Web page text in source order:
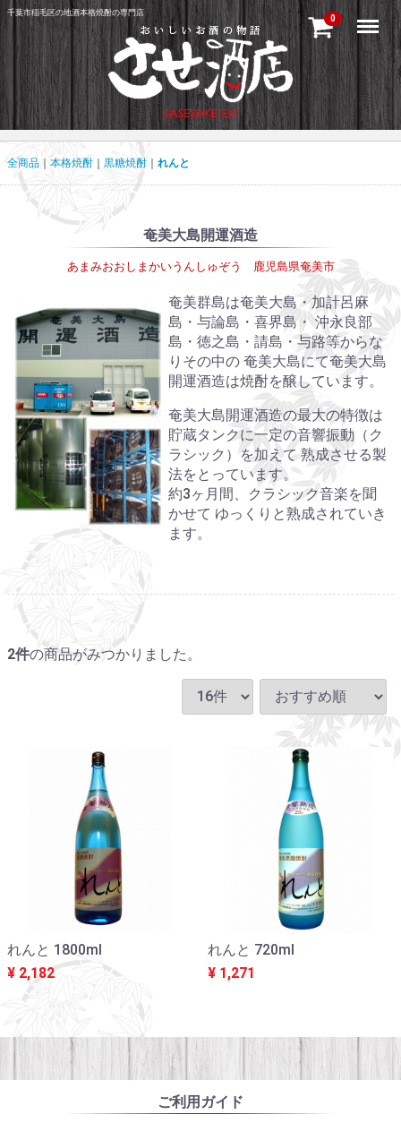
千葉市稲毛区の地酒本格焼酎の専門店
0 Menu
全商品 本格焼酎 黒糖焼酎 れんと
奄美大島開運酒造
あまみおおしまかいうんしゅぞう 鹿児島県奄美市
奄美群島は奄美大島・加計呂麻
島・与論島・喜界島・ 沖永良部
島・徳之島・請島・与路等からな
りその中の 奄美大島にて奄美大島
開運酒造は焼酎を醸しています。
奄美大島開運酒造の最大の特徴は
貯蔵タンクに一定の音響振動（ク
ラシック）を加えて 熟成させる製
法をとっています。
約3ヶ月間、クラシック音楽を聞
かせて ゆっくりと熟成されていき
ます。
2件の商品がみつかりました。
れんと 1800ml
¥ 2,182
れんと 720ml
¥ 1,271
ご利用ガイド